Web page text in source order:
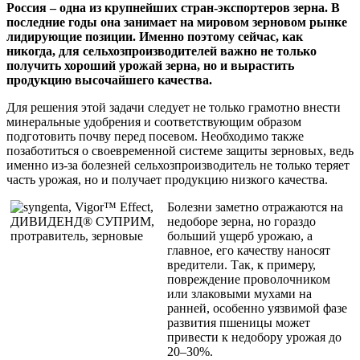
Россия – одна из крупнейших стран-экспортеров зерна. В
последние годы она занимает на мировом зерновом рынке
лидирующие позиции. Именно поэтому сейчас, как
никогда, для сельхозпроизводителей важно не только
получить хороший урожай зерна, но и вырастить
продукцию высочайшего качества.
Для решения этой задачи следует не только грамотно внести
минеральные удобрения и соответствующим образом
подготовить почву перед посевом. Необходимо также
позаботиться о своевременной системе защиты зерновых, ведь
именно из-за болезней сельхозпроизводитель не только теряет
часть урожая, но и получает продукцию низкого качества.
Болезни заметно отражаются на
недоборе зерна, но гораздо
больший ущерб урожаю, а
главное, его качеству наносят
вредители. Так, к примеру,
повреждение проволочником
или злаковыми мухами на
ранней, особенно уязвимой фазе
развития пшеницы может
привести к недобору урожая до
20–30%.